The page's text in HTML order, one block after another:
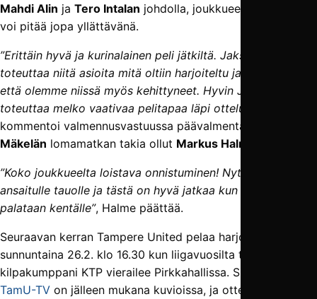
Mahdi Alin ja Tero Intalan johdolla, joukkueen suoritusta
voi pitää jopa yllättävänä.
”Erittäin hyvä ja kurinalainen peli jätkiltä. Jaksettiin
toteuttaa niitä asioita mitä oltiin harjoiteltu ja näki selvästi
että olemme niissä myös kehittyneet. Hyvin Jaksettiin
toteuttaa melko vaativaa pelitapaa läpi ottelun”
kommentoi valmennusvastuussa päävalmentaja
Mäkelän lomamatkan takia ollut Markus Halme
”Koko joukkueelta loistava onnistuminen! Nyt jätkät pääsee
ansaitulle tauolle ja tästä on hyvä jatkaa kun seuraavaksi
palataan kentälle”, Halme päättää.
Seuraavan kerran Tampere United pelaa harjoitusottelun
sunnuntaina 26.2. klo 16.30 kun liigavuosilta tuttu
kilpakumppani KTP vierailee Pirkkahallissa. Silloin myös
TamU-TV on jälleen mukana kuvioissa, ja ottelun